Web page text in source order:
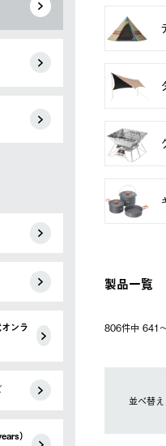
ンラ
）
製品一覧
806件中 641
並べ替え